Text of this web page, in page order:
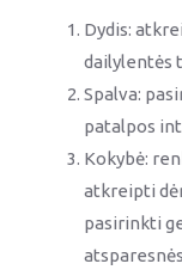
Dydis:
dailylentės
Spalva:
patalpos
Kokybė:
atkreipti
pasirinkti